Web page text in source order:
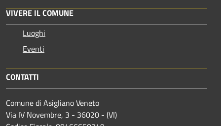
VIVERE IL COMUNE
Luoghi
Eventi
CONTATTI
Comune di Asigliano Veneto
Via IV Novembre, 3 - 36020 - (VI)